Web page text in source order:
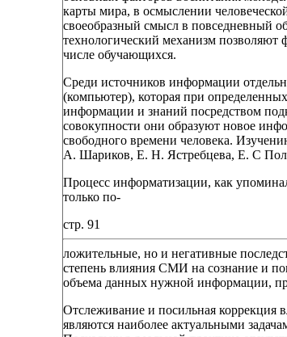
карты мира, в осмыслении
своеобразный смысл в повседневный
технологический механизм
числе обучающихся.
Среди источников информации
(компьютер), которая при
информации и знаний посредством
совокупности они образуют новое
свободного времени человека.
А. Шариков, Е. Н. Ястребцева, Е. С
Процесс информатизации, как
только по-
стр. 91
ложительные, но и негативные
степень влияния СМИ на сознание и
объема данных нужной информации,
Отслеживание и посильная коррекция
являются наиболее актуальными